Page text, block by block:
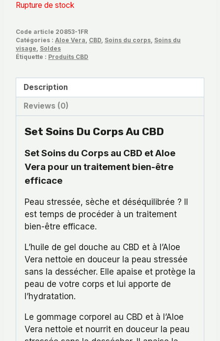
Rupture de stock
Code article 20853-1FR
Catégories : Aloe Vera, CBD, Soins du corps, Soins du
visage, Soldes
Étiquette : Produits CBD
Description
Reviews (0)
Set Soins Du Corps Au CBD
Set Soins du Corps au CBD et Aloe
Vera pour un traitement bien-être
efficace
Peau stressée, sèche et déséquilibrée ? Il
est temps de procéder à un traitement
bien-être efficace.
L’huile de gel douche au CBD et à l’Aloe
Vera nettoie en douceur la peau stressée
sans la dessécher. Elle apaise et protège la
peau de votre corps et lui apporte de
l’hydratation.
Le gommage corporel au CBD et à l’Aloe
Vera nettoie et nourrit en douceur la peau